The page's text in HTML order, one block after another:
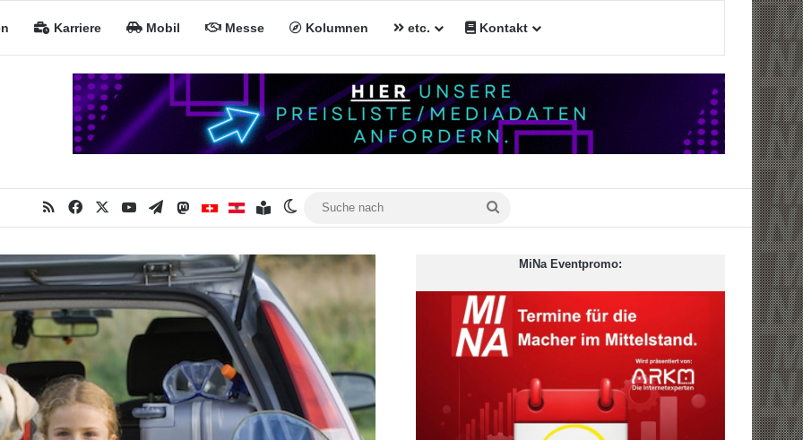
Karriere Mobil Messe Kolumnen etc. Kontakt
RSS Facebook YouTubeTelegramMastodonMiNa CHMiNa ATInhaltsverzeichnis
Skin umschalten
MiNa Eventpromo: